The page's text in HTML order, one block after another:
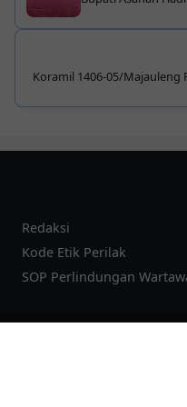
Koramil 1406-05/Majauleng
Redaksi
Kode Etik Perilak
SOP Perlindungan